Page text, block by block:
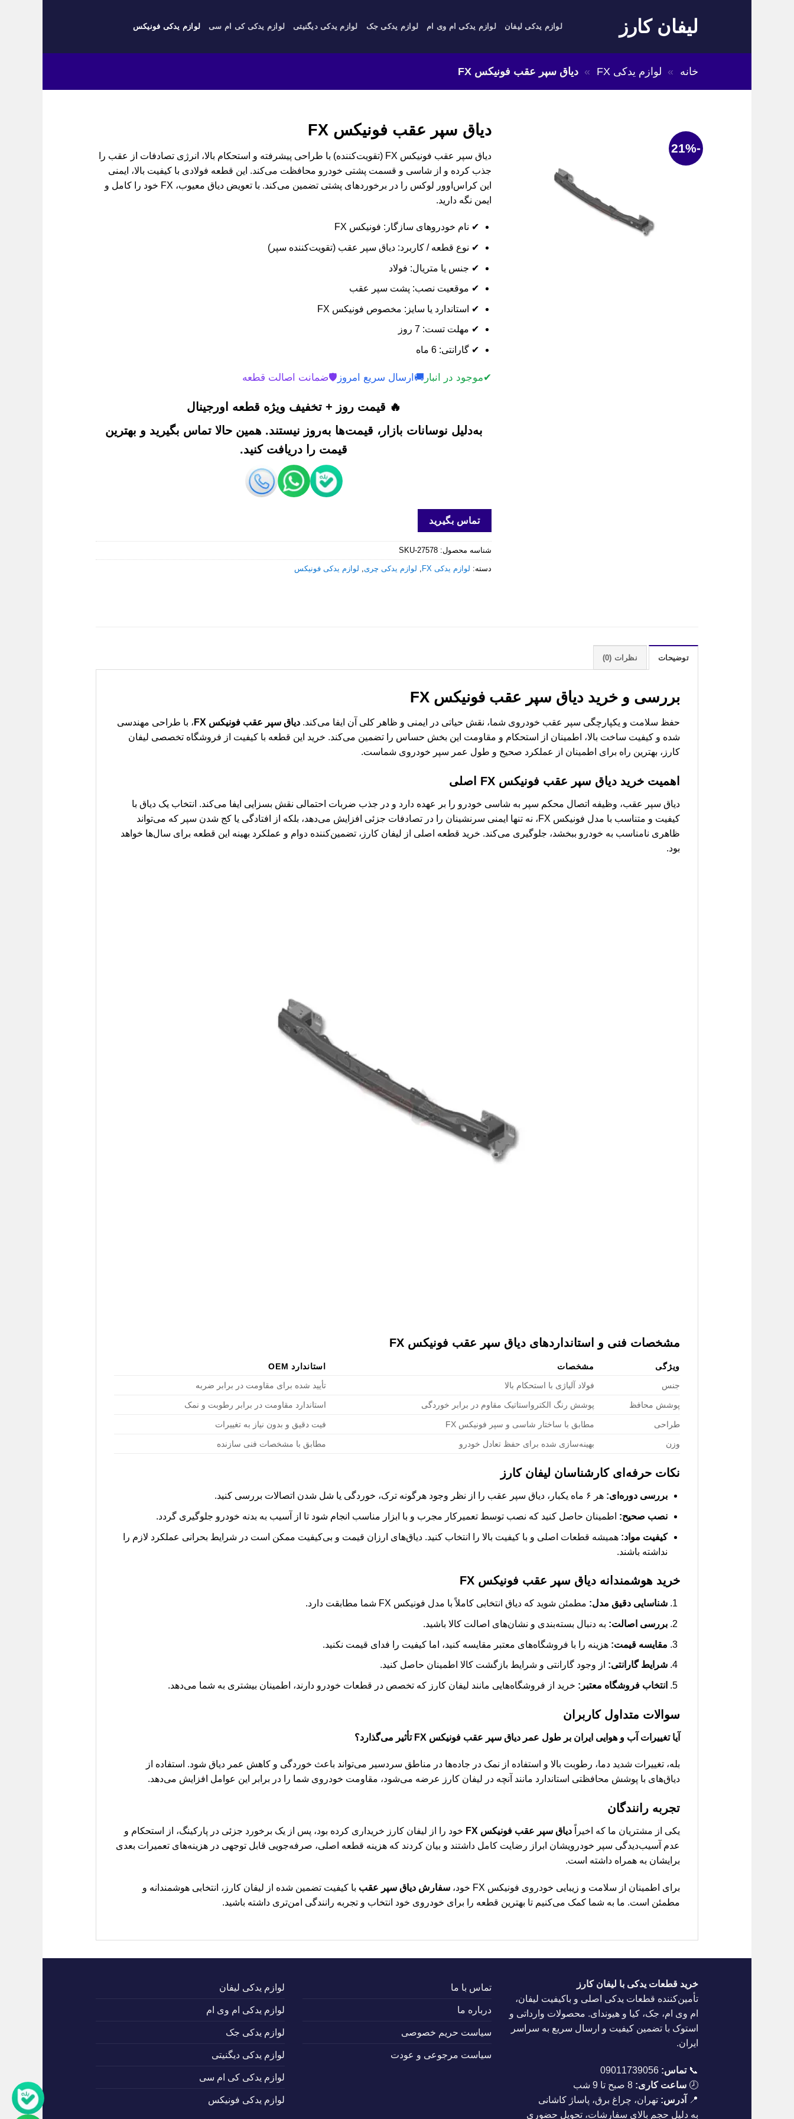
لیفان کارز لوازم یدکی لیفان لوازم یدکی ام وی ام لوازم یدکی جک لوازم یدکی دیگنیتی لوازم یدکی کی ام سی لوازم یدکی فونیکس
خانه » لوازم یدکی FX » دیاق سپر عقب فونیکس FX
-21%
دیاق سپر عقب فونیکس FX
دیاق سپر عقب فونیکس FX (تقویت‌کننده) با طراحی پیشرفته و استحکام بالا، انرژی تصادفات از عقب را
جذب کرده و از شاسی و قسمت پشتی خودرو محافظت می‌کند. این قطعه فولادی با کیفیت بالا، ایمنی
این کراس‌اوور لوکس را در برخوردهای پشتی تضمین می‌کند. با تعویض دیاق معیوب، FX خود را کامل و
ایمن نگه دارید.
✔ نام خودروهای سازگار: فونیکس FX
✔ نوع قطعه / کاربرد: دیاق سپر عقب (تقویت‌کننده سپر)
✔ جنس یا متریال: فولاد
✔ موقعیت نصب: پشت سپر عقب
✔ استاندارد یا سایز: مخصوص فونیکس FX
✔ مهلت تست: 7 روز
✔ گارانتی: 6 ماه
✔موجود در انبار 🚚 ارسال سریع امروز 🛡️ضمانت اصالت قطعه
🔥 قیمت روز + تخفیف ویژه قطعه اورجینال
به‌دلیل نوسانات بازار، قیمت‌ها به‌روز نیستند. همین حالا تماس بگیرید و بهترین
قیمت را دریافت کنید.
تماس بگیرید
شناسه محصول: SKU-27578
دسته: لوازم یدکی FX , لوازم یدکی چری, لوازم یدکی فونیکس
توضیحات نظرات (0)
بررسی و خرید دیاق سپر عقب فونیکس FX
حفظ سلامت و یکپارچگی سپر عقب خودروی شما، نقش حیاتی در ایمنی و ظاهر کلی آن ایفا می‌کند. دیاق سپر عقب فونیکس FX
، با طراحی مهندسی
شده و کیفیت ساخت بالا، اطمینان از استحکام و مقاومت این بخش حساس را تضمین می‌کند. خرید این قطعه با کیفیت از فروشگاه تخصصی لیفان
کارز، بهترین راه برای اطمینان از عملکرد صحیح و طول عمر سپر خودروی شماست.
اهمیت خرید دیاق سپر عقب فونیکس FX اصلی
دیاق سپر عقب، وظیفه اتصال محکم سپر به شاسی خودرو را بر عهده دارد و در جذب ضربات احتمالی نقش بسزایی ایفا می‌کند. انتخاب یک دیاق با
کیفیت و متناسب با مدل فونیکس FX، نه تنها ایمنی سرنشینان را در تصادفات جزئی افزایش می‌دهد، بلکه از افتادگی یا کج شدن سپر که می‌تواند
ظاهری نامناسب به خودرو ببخشد، جلوگیری می‌کند. خرید قطعه اصلی از لیفان کارز، تضمین‌کننده دوام و عملکرد بهینه این قطعه برای سال‌ها خواهد
بود.
مشخصات فنی و استانداردهای دیاق سپر عقب فونیکس FX
ویژگی مشخصات
استاندارد OEM
جنس
فولاد آلیاژی با استحکام بالا تأیید شده برای مقاومت در برابر ضربه
پوشش محافظ پوشش رنگ الکترواستاتیک مقاوم در برابر خوردگی استاندارد مقاومت در برابر رطوبت و نمک
طراحی مطابق با ساختار شاسی و سپر فونیکس FX فیت دقیق و بدون نیاز به تغییرات
وزن بهینه‌سازی شده برای حفظ تعادل خودرو مطابق با مشخصات فنی سازنده
نکات حرفه‌ای کارشناسان لیفان کارز
بررسی دوره‌ای: هر ۶ ماه یکبار، دیاق سپر عقب را از نظر وجود هرگونه ترک، خوردگی یا شل شدن اتصالات بررسی کنید.
نصب صحیح: اطمینان حاصل کنید که نصب توسط تعمیرکار مجرب و با ابزار مناسب انجام شود تا از آسیب به بدنه خودرو جلوگیری گردد.
کیفیت مواد: همیشه قطعات اصلی و با کیفیت بالا را انتخاب کنید. دیاق‌های ارزان قیمت و بی‌کیفیت ممکن است در شرایط بحرانی عملکرد لازم را
نداشته باشند.
خرید هوشمندانه دیاق سپر عقب فونیکس FX
شناسایی دقیق مدل: مطمئن شوید که دیاق انتخابی کاملاً با مدل فونیکس FX شما مطابقت دارد.
بررسی اصالت: به دنبال بسته‌بندی و نشان‌های اصالت کالا باشید.
مقایسه قیمت: هزینه را با فروشگاه‌های معتبر مقایسه کنید، اما کیفیت را فدای قیمت نکنید.
شرایط گارانتی: از وجود گارانتی و شرایط بازگشت کالا اطمینان حاصل کنید.
انتخاب فروشگاه معتبر: خرید از فروشگاه‌هایی مانند لیفان کارز که تخصص در قطعات خودرو دارند، اطمینان بیشتری به شما می‌دهد.
سوالات متداول کاربران
آیا تغییرات آب و هوایی ایران بر طول عمر دیاق سپر عقب فونیکس FX تأثیر می‌گذارد؟
بله، تغییرات شدید دما، رطوبت بالا و استفاده از نمک در جاده‌ها در مناطق سردسیر می‌تواند باعث خوردگی و کاهش عمر دیاق شود. استفاده از
دیاق‌های با پوشش محافظتی استاندارد مانند آنچه در لیفان کارز عرضه می‌شود، مقاومت خودروی شما را در برابر این عوامل افزایش می‌دهد.
تجربه رانندگان
یکی از مشتریان ما که اخیراً دیاق سپر عقب فونیکس FX
خود را از لیفان کارز خریداری کرده بود، پس از یک برخورد جزئی در پارکینگ، از استحکام و
عدم آسیب‌دیدگی سپر خودرویشان ابراز رضایت کامل داشتند و بیان کردند که هزینه قطعه اصلی، صرفه‌جویی قابل توجهی در هزینه‌های تعمیرات بعدی
برایشان به همراه داشته است.
برای اطمینان از سلامت و زیبایی خودروی فونیکس FX خود، سفارش دیاق سپر عقب با کیفیت تضمین شده از لیفان کارز، انتخابی هوشمندانه و
مطمئن است. ما به شما کمک می‌کنیم تا بهترین قطعه را برای خودروی خود انتخاب و تجربه رانندگی امن‌تری داشته باشید.
خرید قطعات یدکی با لیفان کارز
تأمین‌کننده قطعات یدکی اصلی و باکیفیت لیفان،
ام وی ام، جک، کیا و هیوندای. محصولات وارداتی و
استوک با تضمین کیفیت و ارسال سریع به سراسر
ایران.
📞تماس: 09011739056
🕗 ساعت کاری:
📍
آدرس: تهران، چراغ برق، پاساژ کاشانی
به دلیل حجم بالای سفارشات، تحویل حضوری
تماس با ما
درباره ما
سیاست حریم خصوصی
سیاست مرجوعی و عودت
لوازم یدکی لیفان
لوازم یدکی ام وی ام
لوازم یدکی جک
لوازم یدکی دیگنیتی
لوازم یدکی کی ام سی
لوازم یدکی فونیکس